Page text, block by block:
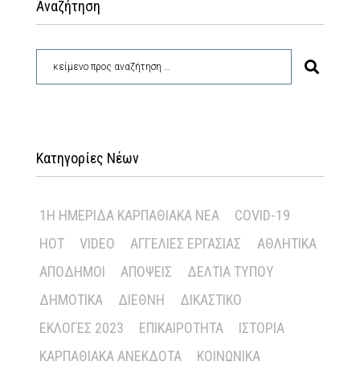
Αναζήτηση
Κατηγορίες Νέων
1Η ΗΜΕΡΊΔΑ ΚΑΡΠΑΘΙΑΚΆ ΝΈΑ
COVID-19
HOT
VIDEO ΑΓΓΕΛΊΕΣ ΕΡΓΑΣΊΑΣ
ΑΘΛΗΤΙΚΆ
ΑΠΌΔΗΜΟΙ
ΑΠΌΨΕΙΣ
ΔΕΛΤΊΑ ΤΎΠΟΥ
ΔΗΜΟΤΙΚΆ
ΔΙΕΘΝΉ
ΔΙΚΑΣΤΙΚΌ
ΕΚΛΟΓΈΣ 2023
ΕΠΙΚΑΙΡΌΤΗΤΑ
ΙΣΤΟΡΊΑ
ΚΑΡΠΑΘΙΑΚΆ ΑΝΈΚΔΟΤΑ
ΚΟΙΝΩΝΙΚΆ